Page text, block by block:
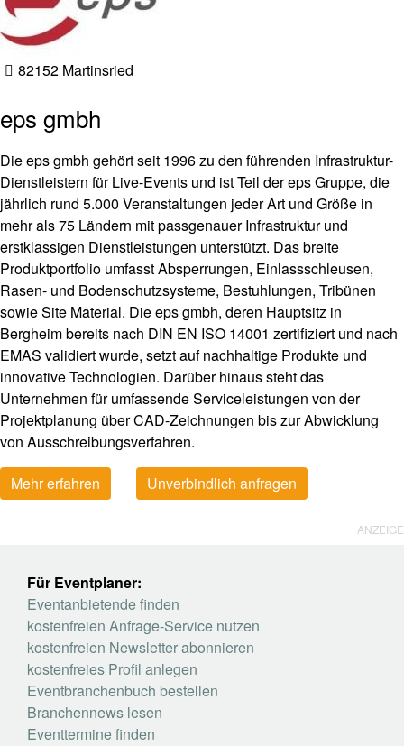
82152 Martinsried
eps gmbh
Die eps gmbh gehört seit 1996 zu den führenden Infrastruktur-
Dienstleistern für Live-Events und ist Teil der eps Gruppe, die
jährlich rund 5.000 Veranstaltungen jeder Art und Größe in
mehr als 75 Ländern mit passgenauer Infrastruktur und
erstklassigen Dienstleistungen unterstützt. Das breite
Produktportfolio umfasst Absperrungen, Einlassschleusen,
Rasen- und Bodenschutzsysteme, Bestuhlungen, Tribünen
sowie Site Material. Die eps gmbh, deren Hauptsitz in
Bergheim bereits nach DIN EN ISO 14001 zertifiziert und nach
EMAS validiert wurde, setzt auf nachhaltige Produkte und
innovative Technologien. Darüber hinaus steht das
Unternehmen für umfassende Serviceleistungen von der
Projektplanung über CAD-Zeichnungen bis zur Abwicklung
von Ausschreibungsverfahren.
Mehr erfahren
Unverbindlich anfragen
ANZEIGE
Für Eventplaner:
Eventanbietende finden
kostenfreien Anfrage-Service nutzen
kostenfreien Newsletter abonnieren
kostenfreies Profil anlegen
Eventbranchenbuch bestellen
Branchennews lesen
Eventtermine finden